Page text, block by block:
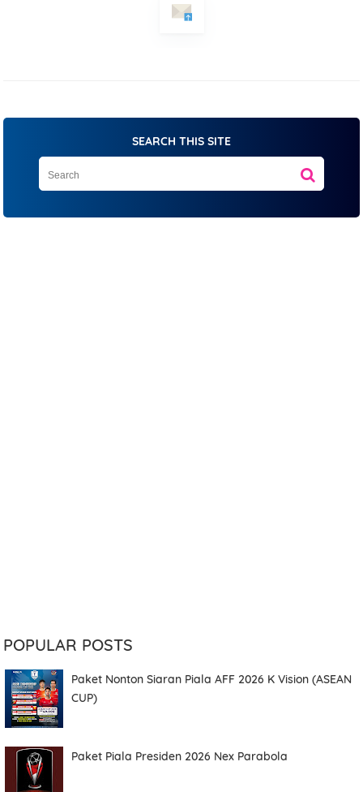
SEARCH THIS SITE
POPULAR POSTS
Paket Nonton Siaran Piala AFF 2026 K Vision (ASEAN
CUP)
Paket Piala Presiden 2026 Nex Parabola